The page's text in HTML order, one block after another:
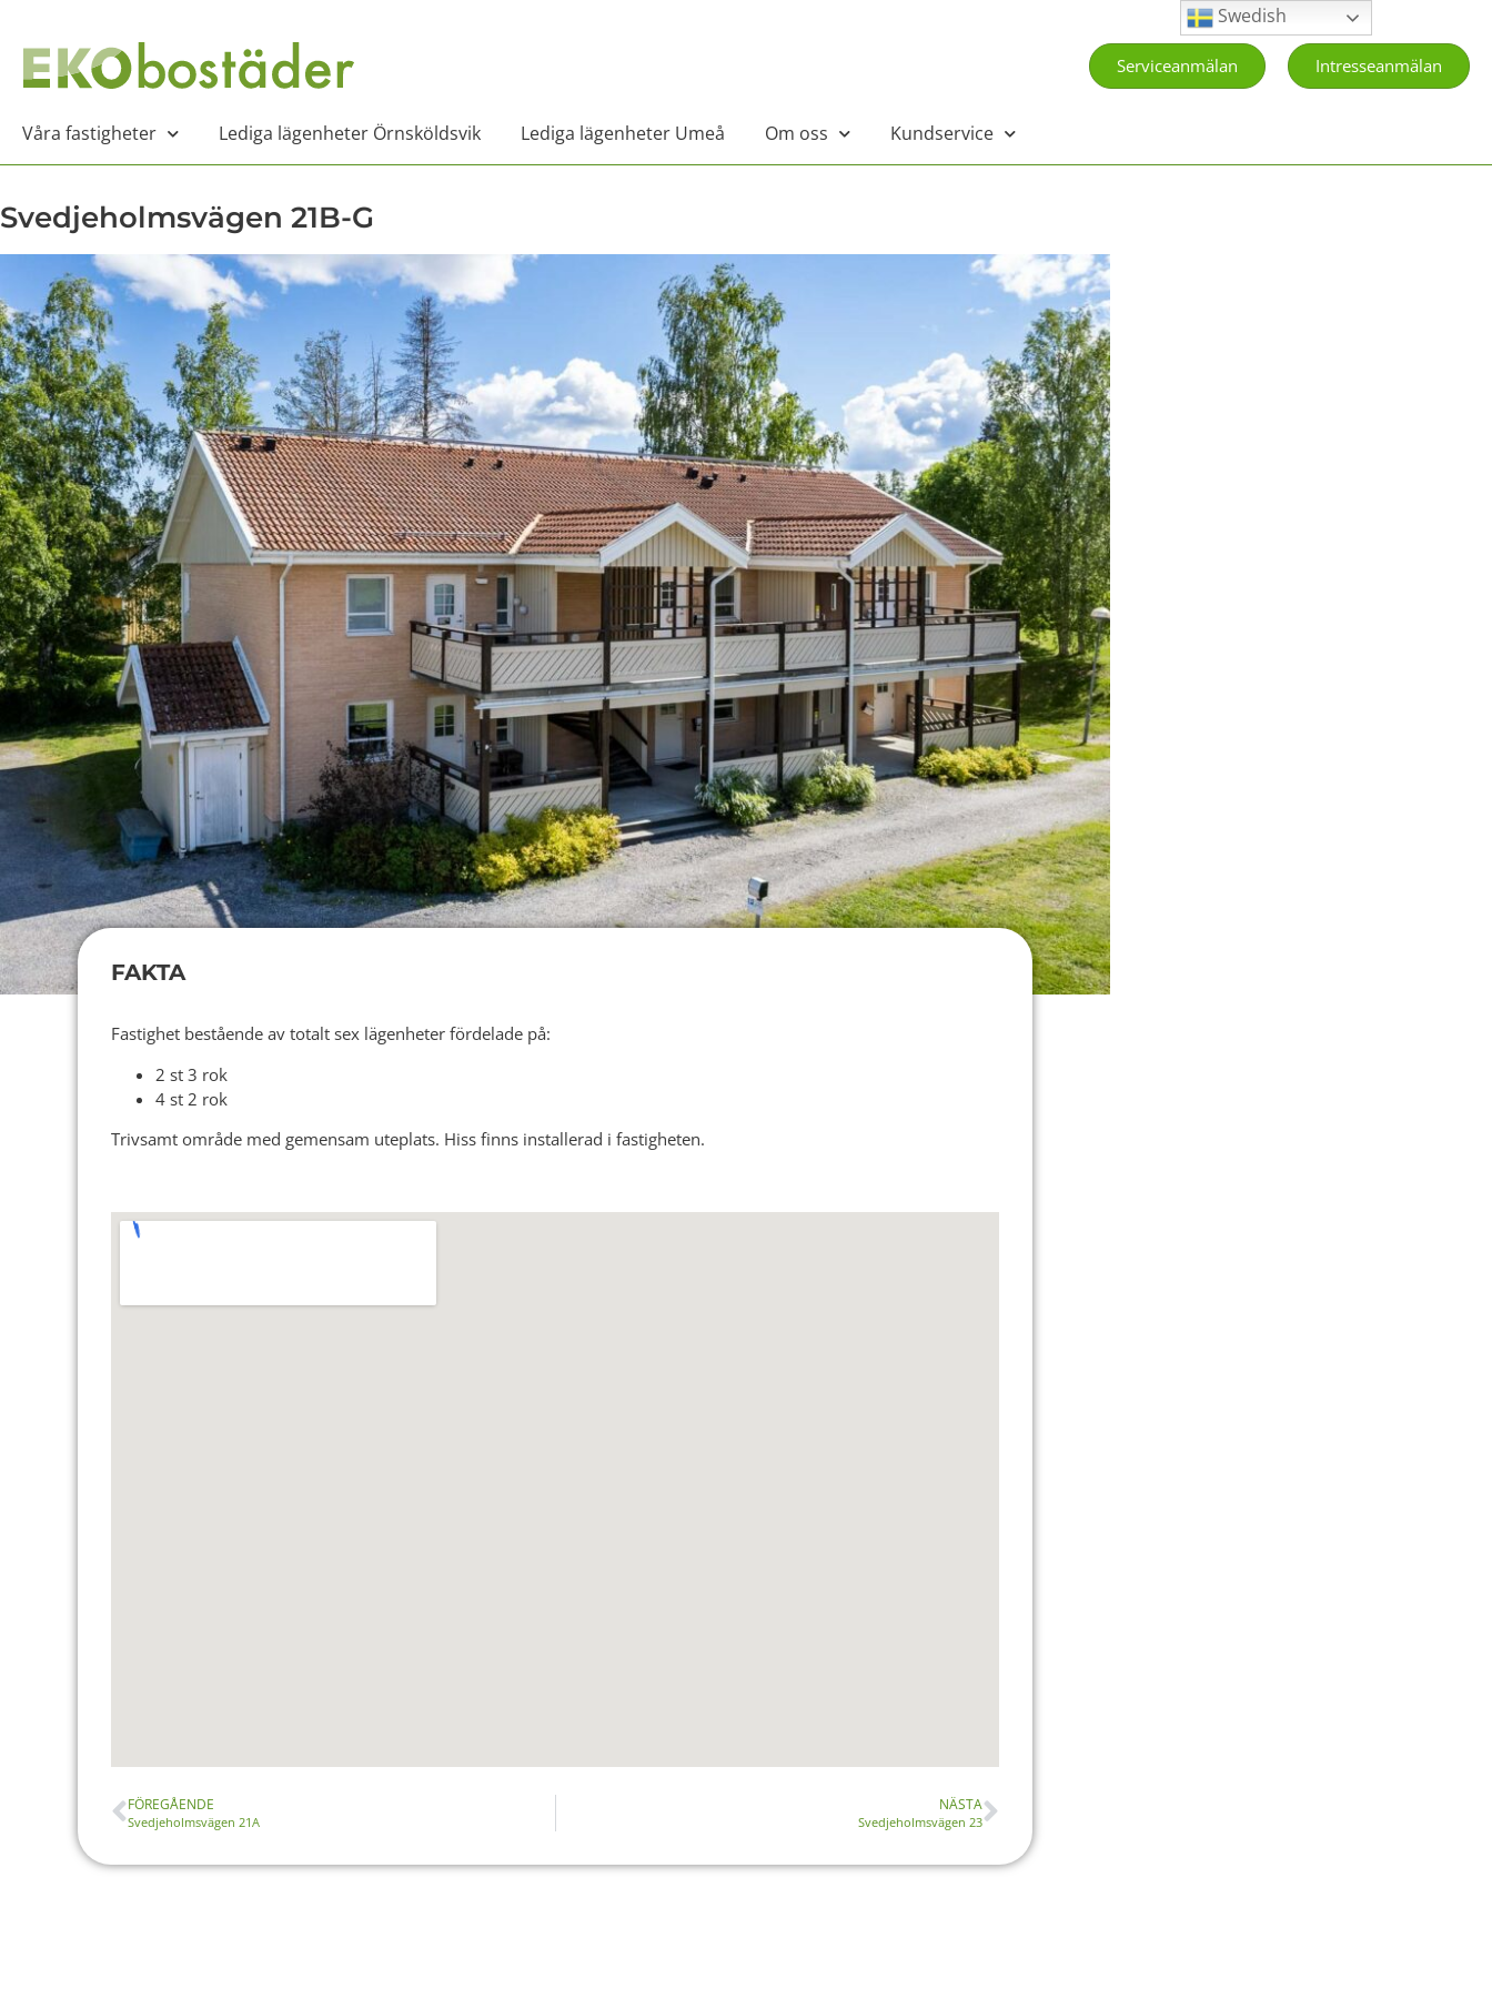
Serviceanmälan Intresseanmälan
Våra fastigheter Lediga lägenheter Örnsköldsvik Lediga lägenheter Umeå Om oss Kundservice
Svedjeholmsvägen 21B-G
FAKTA
Fastighet bestående av totalt sex lägenheter fördelade på:
2 st 3 rok
4 st 2 rok
Trivsamt område med gemensam uteplats. Hiss finns installerad i fastigheten.
FÖREGÅENDE
Svedjeholmsvägen 21A
NÄSTA
Svedjeholmsvägen 23
Swedish